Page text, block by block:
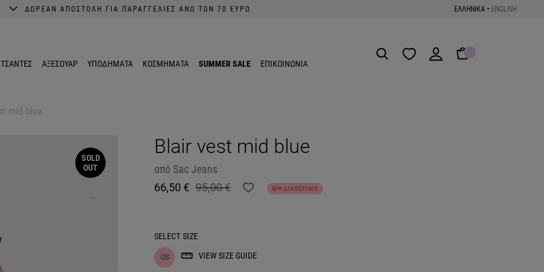
ΔΩΡΕΑΝ ΑΠΟΣΤΟΛΗ ΓΙΑ ΠΑΡΑΓΓΕΛΙΕΣ ΑΝΩ ΤΩΝ 70 ΕΥΡΩ ΕΛΛΗΝΙΚΑ • ENGLISH
ΤΣΑΝΤΕΣ ΑΞΕΣΟΥΑΡ ΥΠΟΔΗΜΑΤΑ ΚΟΣΜΗΜΑΤΑ SUMMER SALE ΕΠΙΚΟΙΝΩΝΙΑ
mid blue
SOLD
OUT
Blair vest mid blue
από Sac Jeans
66,50 € 95,00 € ΜΗ ΔΙΑΘΕΣΙΜΟ
SELECT SIZE
OS VIEW SIZE GUIDE